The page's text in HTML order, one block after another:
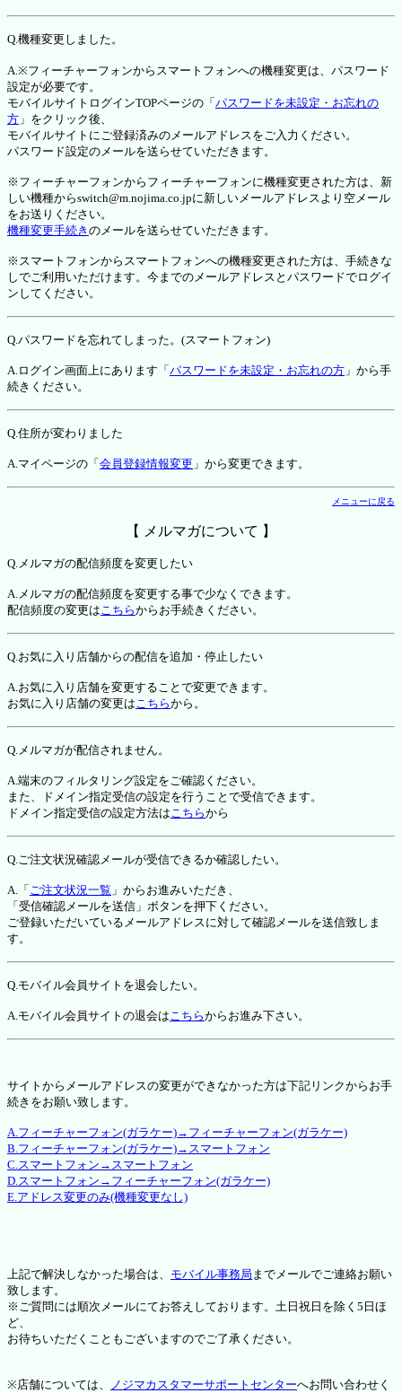
Q.機種変更しました。
A.※フィーチャーフォンからスマートフォンへの機種変更は、パスワード
設定が必要です。
モバイルサイトログインTOPページの「 パスワードを未設定・お忘れの
方 」をクリック後、
モバイルサイトにご登録済みのメールアドレスをご入力ください。
パスワード設定のメールを送らせていただきます。
※フィーチャーフォンからフィーチャーフォンに機種変更された方は、新
しい機種からswitch@m.nojima.co.jpに新しいメールアドレスより空メール
をお送りください。
機種変更手続き のメールを送らせていただきます。
※スマートフォンからスマートフォンへの機種変更された方は、手続きな
しでご利用いただけます。今までのメールアドレスとパスワードでログイ
ンしてください。
Q.パスワードを忘れてしまった。(スマートフォン)
A.ログイン画面上にあります「 パスワードを未設定・お忘れの方 」から手
続きください。
Q.住所が変わりました
A.マイページの「 会員登録情報変更 」から変更できます。
メニューに戻る
【 メルマガについて 】
Q.メルマガの配信頻度を変更したい
A.メルマガの配信頻度を変更する事で少なくできます。
配信頻度の変更はこちらからお手続きください。
Q.お気に入り店舗からの配信を追加・停止したい
A.お気に入り店舗を変更することで変更できます。
お気に入り店舗の変更はこちらから。
Q.メルマガが配信されません。
A.端末のフィルタリング設定をご確認ください。
また、ドメイン指定受信の設定を行うことで受信できます。
ドメイン指定受信の設定方法はこちらから
Q.ご注文状況確認メールが受信できるか確認したい。
A.「 ご注文状況一覧 」からお進みいただき、
「受信確認メールを送信」ボタンを押下ください。
ご登録いただいているメールアドレスに対して確認メールを送信致しま
す。
Q.モバイル会員サイトを退会したい。
A.モバイル会員サイトの退会はこちらからお進み下さい。
サイトからメールアドレスの変更ができなかった方は下記リンクからお手
続きをお願い致します。
A.フィーチャーフォン(ガラケー)→フィーチャーフォン(ガラケー)
B.フィーチャーフォン(ガラケー)→スマートフォン
C.スマートフォン→スマートフォン
D.スマートフォン→フィーチャーフォン(ガラケー)
E.アドレス変更のみ(機種変更なし)
上記で解決しなかった場合は、 モバイル事務局 までメールでご連絡お願い
致します。
※ご質問には順次メールにてお答えしております。土日祝日を除く5日ほ
ど、
お待ちいただくこともございますのでご了承ください。
※店舗については、 ノジマカスタマーサポートセンターへお問い合わせく